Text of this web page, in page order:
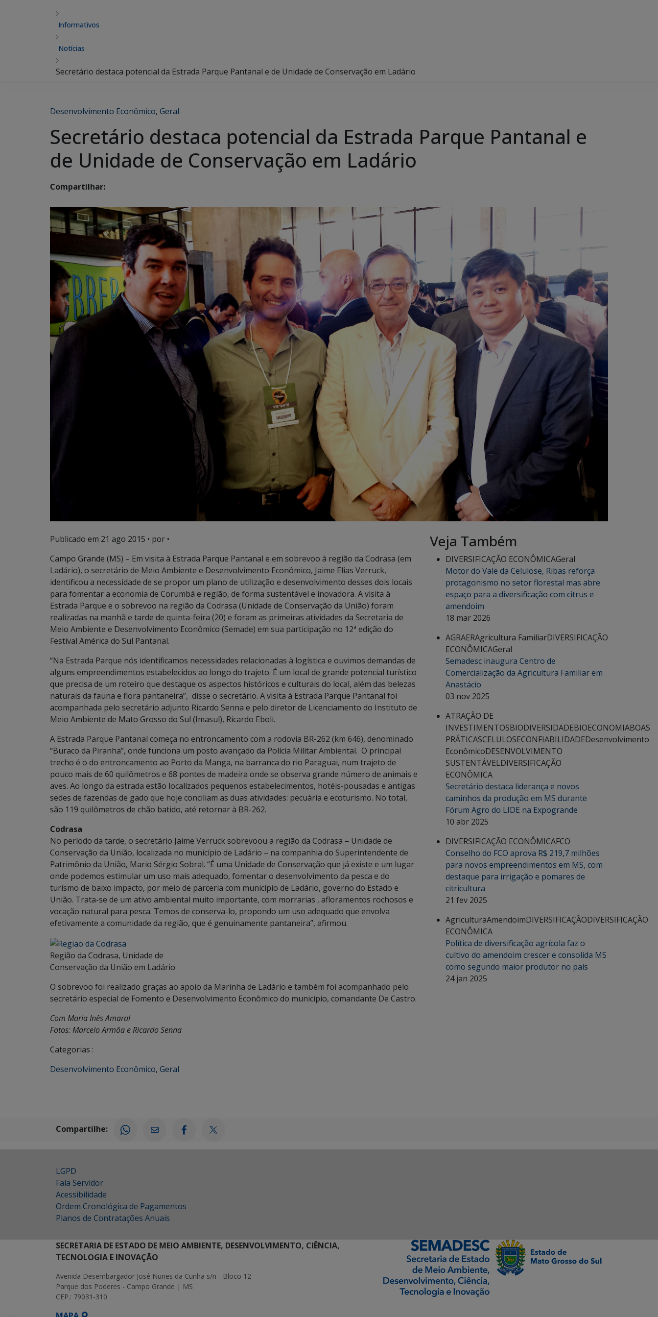
Informativos
Notícias
Secretário destaca potencial da Estrada Parque Pantanal e de Unidade de Conservação em Ladário
Desenvolvimento Econômico, Geral
Secretário destaca potencial da Estrada Parque Pantanal e
de Unidade de Conservação em Ladário
Compartilhar:
Publicado em 21 ago 2015 • por •
Campo Grande (MS) – Em visita à Estrada Parque Pantanal e em sobrevoo à região da Codrasa (em
Ladário), o secretário de Meio Ambiente e Desenvolvimento Econômico, Jaime Elias Verruck,
identificou a necessidade de se propor um plano de utilização e desenvolvimento desses dois locais
para fomentar a economia de Corumbá e região, de forma sustentável e inovadora. A visita à
Estrada Parque e o sobrevoo na região da Codrasa (Unidade de Conservação da União) foram
realizadas na manhã e tarde de quinta-feira (20) e foram as primeiras atividades da Secretaria de
Meio Ambiente e Desenvolvimento Econômico (Semade) em sua participação no 12ª edição do
Festival América do Sul Pantanal.
“Na Estrada Parque nós identificamos necessidades relacionadas à logística e ouvimos demandas de
alguns empreendimentos estabelecidos ao longo do trajeto. É um local de grande potencial turístico
que precisa de um roteiro que destaque os aspectos históricos e culturais do local, além das belezas
naturais da fauna e flora pantaneira”, disse o secretário. A visita à Estrada Parque Pantanal foi
acompanhada pelo secretário adjunto Ricardo Senna e pelo diretor de Licenciamento do Instituto de
Meio Ambiente de Mato Grosso do Sul (Imasul), Ricardo Eboli.
A Estrada Parque Pantanal começa no entroncamento com a rodovia BR-262 (km 646), denominado
“Buraco da Piranha”, onde funciona um posto avançado da Polícia Militar Ambiental. O principal
trecho é o do entroncamento ao Porto da Manga, na barranca do rio Paraguai, num trajeto de
pouco mais de 60 quilômetros e 68 pontes de madeira onde se observa grande número de animais e
aves. Ao longo da estrada estão localizados pequenos estabelecimentos, hotéis-pousadas e antigas
sedes de fazendas de gado que hoje conciliam as duas atividades: pecuária e ecoturismo. No total,
são 119 quilômetros de chão batido, até retornar à BR-262.
Codrasa
No período da tarde, o secretário Jaime Verruck sobrevoou a região da Codrasa – Unidade de
Conservação da União, localizada no município de Ladário – na companhia do Superintendente de
Patrimônio da União, Mario Sérgio Sobral. “É uma Unidade de Conservação que já existe e um lugar
onde podemos estimular um uso mais adequado, fomentar o desenvolvimento da pesca e do
turismo de baixo impacto, por meio de parceria com município de Ladário, governo do Estado e
União. Trata-se de um ativo ambiental muito importante, com morrarias , afloramentos rochosos e
vocação natural para pesca. Temos de conserva-lo, propondo um uso adequado que envolva
efetivamente a comunidade da região, que é genuinamente pantaneira”, afirmou.
Região da Codrasa, Unidade de
Conservação da União em Ladário
O sobrevoo foi realizado graças ao apoio da Marinha de Ladário e também foi acompanhado pelo
secretário especial de Fomento e Desenvolvimento Econômico do município, comandante De Castro.
Com Maria Inês Amaral
Fotos: Marcelo Armôa e Ricardo Senna
Categorias :
Desenvolvimento Econômico, Geral
Veja Também
DIVERSIFICAÇÃO ECONÔMICAGeral
Motor do Vale da Celulose, Ribas reforça
protagonismo no setor florestal mas abre
espaço para a diversificação com citrus e
amendoim
18 mar 2026
AGRAERAgricultura FamiliarDIVERSIFICAÇÃO
ECONÔMICAGeral
Semadesc inaugura Centro de
Comercialização da Agricultura Familiar em
Anastácio
03 nov 2025
ATRAÇÃO DE
INVESTIMENTOSBIODIVERSIDADEBIOECONOMIABOAS
PRÁTICASCELULOSECONFIABILIDADEDesenvolvimento
EconômicoDESENVOLVIMENTO
SUSTENTÁVELDIVERSIFICAÇÃO
ECONÔMICA
Secretário destaca liderança e novos
caminhos da produção em MS durante
Fórum Agro do LIDE na Expogrande
10 abr 2025
DIVERSIFICAÇÃO ECONÔMICAFCO
Conselho do FCO aprova R$ 219,7 milhões
para novos empreendimentos em MS, com
destaque para irrigação e pomares de
citricultura
21 fev 2025
AgriculturaAmendoimDIVERSIFICAÇÃODIVERSIFICAÇÃO
ECONÔMICA
Política de diversificação agrícola faz o
cultivo do amendoim crescer e consolida MS
como segundo maior produtor no país
24 jan 2025
Compartilhe:
LGPD
Fala Servidor
Acessibilidade
Ordem Cronológica de Pagamentos
Planos de Contratações Anuais
SECRETARIA DE ESTADO DE MEIO AMBIENTE, DESENVOLVIMENTO, CIÊNCIA,
TECNOLOGIA E INOVAÇÃO
Avenida Desembargador José Nunes da Cunha s/n - Bloco 12
Parque dos Poderes - Campo Grande | MS
CEP.: 79031-310